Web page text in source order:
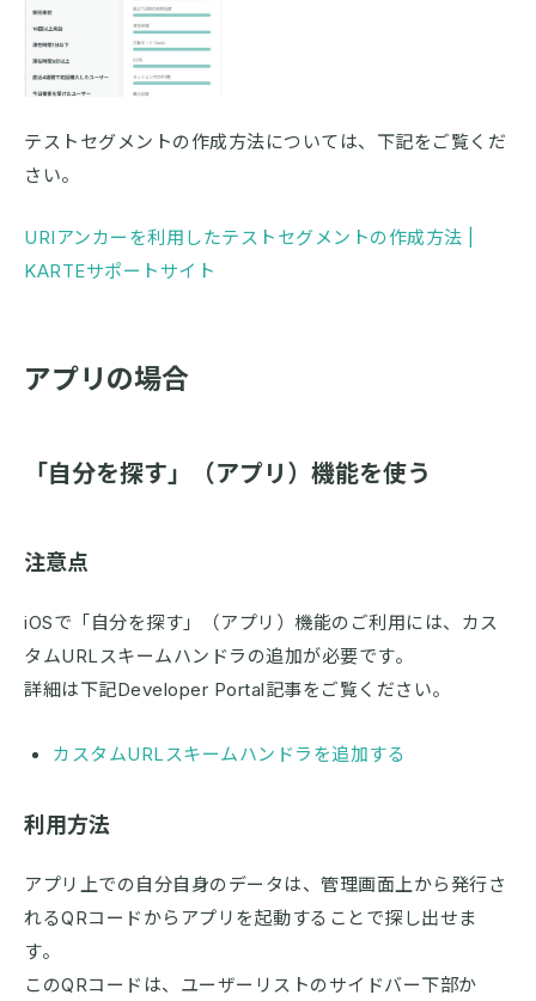
テストセグメントの作成方法については、下記をご覧くだ
さい。
URIアンカーを利用したテストセグメントの作成方法 |
KARTEサポートサイト
アプリの場合
「自分を探す」（アプリ）機能を使う
注意点
iOSで「自分を探す」（アプリ）機能のご利用には、カス
タムURLスキームハンドラの追加が必要です。
詳細は下記Developer Portal記事をご覧ください。
カスタムURLスキームハンドラを追加する
利用方法
アプリ上での自分自身のデータは、管理画面上から発行さ
れるQRコードからアプリを起動することで探し出せま
す。
このQRコードは、ユーザーリストのサイドバー下部か